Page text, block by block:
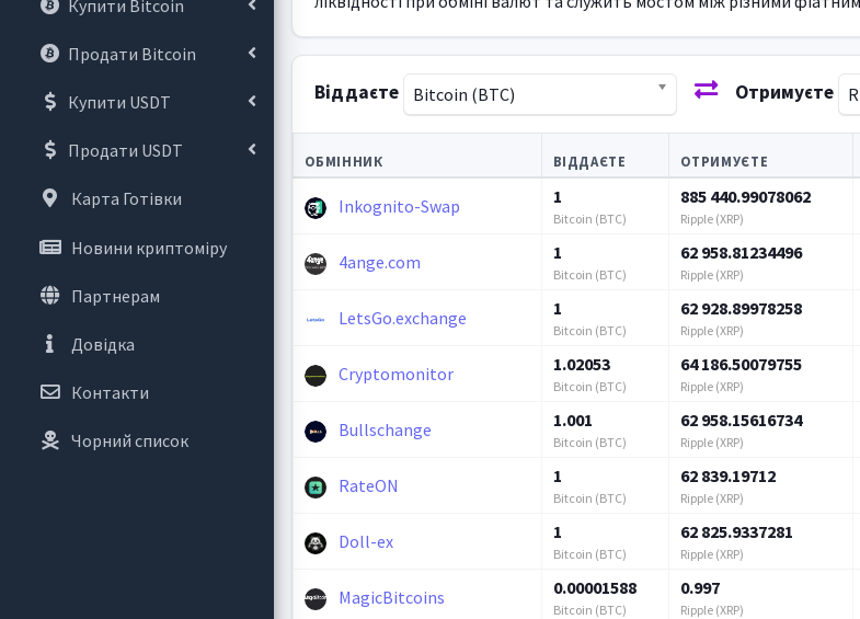
Купити Bitcoin
Продати Bitcoin
Купити USDT
Продати USDT
Карта Готівки
Новини криптоміру
Партнерам
Довідка
Контакти
Чорний список
Віддаєте Bitcoin (BTC) Отримуєте
ОБМІННИК ВІДДАЄТЕ ОТРИМУЄТЕ
Inkognito-Swap 1
Bitcoin (BTC)
885 440.99078062
Ripple (XRP)
4ange.com 1
Bitcoin (BTC)
62 958.81234496
Ripple (XRP)
LetsGo.exchange 1
Bitcoin (BTC)
62 928.89978258
Ripple (XRP)
Cryptomonitor 1.02053
Bitcoin (BTC)
64 186.50079755
Ripple (XRP)
Bullschange 1.001
Bitcoin (BTC)
62 958.15616734
Ripple (XRP)
RateON 1
Bitcoin (BTC)
62 839.19712
Ripple (XRP)
Doll-ex 1
Bitcoin (BTC)
62 825.9337281
Ripple (XRP)
MagicBitcoins 0.00001588
Bitcoin (BTC)
0.997
Ripple (XRP)